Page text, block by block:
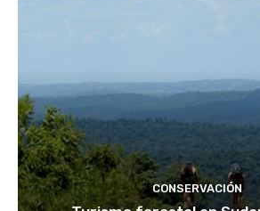
CONSERVACIÓN